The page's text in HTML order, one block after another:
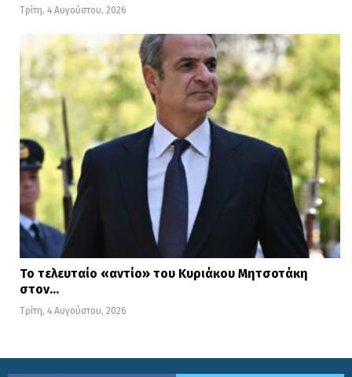
Τρίτη, 4 Αυγούστου, 2026
Το τελευταίο «αντίο» του Κυριάκου Μητσοτάκη
στον…
Τρίτη, 4 Αυγούστου, 2026